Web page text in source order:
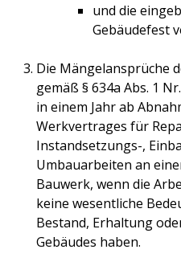
und die
Gebäudefest
Die Mängelansprüche
gemäß § 634a Abs. 1
in einem Jahr ab
Werkvertrages für
Instandsetzungs-,
Umbauarbeiten an
Bauwerk, wenn die
keine wesentliche
Bestand, Erhaltung
Gebäudes haben.